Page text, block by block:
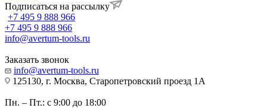
Подписаться на рассылку
+7 495 9 888 966
+7 495 9 888 966
info@avertum-tools.ru
Заказать звонок
info@avertum-tools.ru
125130, г. Москва, Старопетровский проезд 1А
Пн. – Пт.: с 9:00 до 18:00